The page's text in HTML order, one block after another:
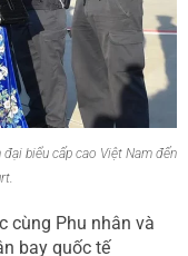
đại biểu cấp cao Việt Nam đến
cùng Phu nhân và
bay quốc tế